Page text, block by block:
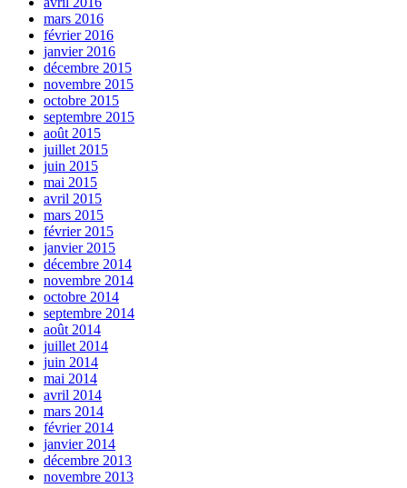
mars 2016
février 2016
janvier 2016
décembre 2015
novembre 2015
octobre 2015
septembre 2015
août 2015
juillet 2015
juin 2015
mai 2015
avril 2015
mars 2015
février 2015
janvier 2015
décembre 2014
novembre 2014
octobre 2014
septembre 2014
août 2014
juillet 2014
juin 2014
mai 2014
avril 2014
mars 2014
février 2014
janvier 2014
décembre 2013
novembre 2013